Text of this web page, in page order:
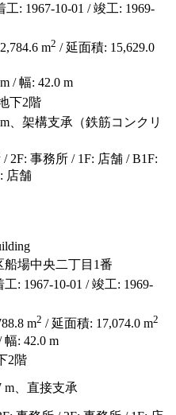
: 1967-10-01 / 竣工: 1969-
m2 / 延面積: 15,629.0
/ 幅: 42.0 m
下2階
、架構支承（鉄筋コンクリ
2F: 事務所 / 1F: 店舗 / B1F:
店舗
船場中央二丁目1番
: 1967-10-01 / 竣工: 1969-
m2 / 延面積: 17,074.0 m2
幅: 42.0 m
2階
m、直接支承